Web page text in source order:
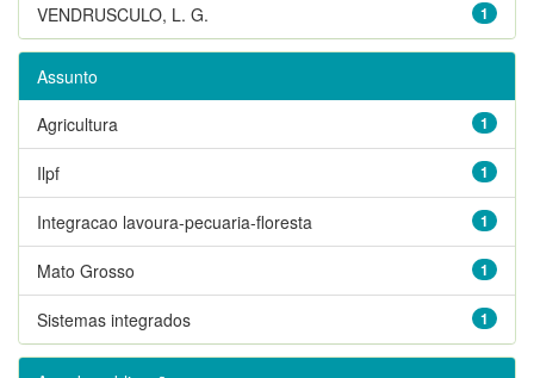
1
VENDRUSCULO, L. G.
Assunto
1
Agricultura
1
Ilpf
1
Integracao lavoura-pecuaria-floresta
1
Mato Grosso
1
Sistemas integrados